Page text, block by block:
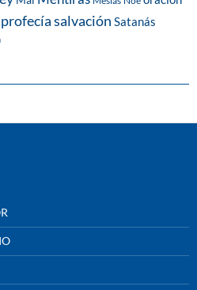
profecíasalvación Satanás